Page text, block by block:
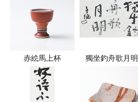
赤絵馬上杯 獨坐釣舟歌月明